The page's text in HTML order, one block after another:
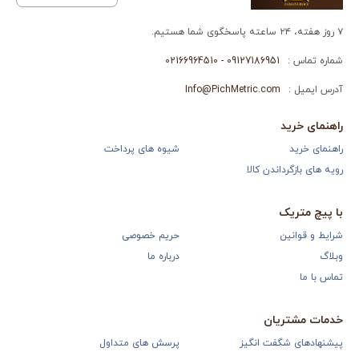
۷ روز هفته، ۲۴ ساعته پاسخگوی شما هستیم.
شماره تماس : 09127186951 - 02166964510
آدرس ایمیل : Info@PichMetric.com
راهنمای خرید
راهنمای خرید
شیوه های پرداخت
رویه های بازگرداندن کالا
با پیچ متریک
شرایط و قوانین
حریم خصوصی
وبلاگ
درباره ما
تماس با ما
خدمات مشتریان
پیشنهادهای شگفت انگیز پرسش های متداول